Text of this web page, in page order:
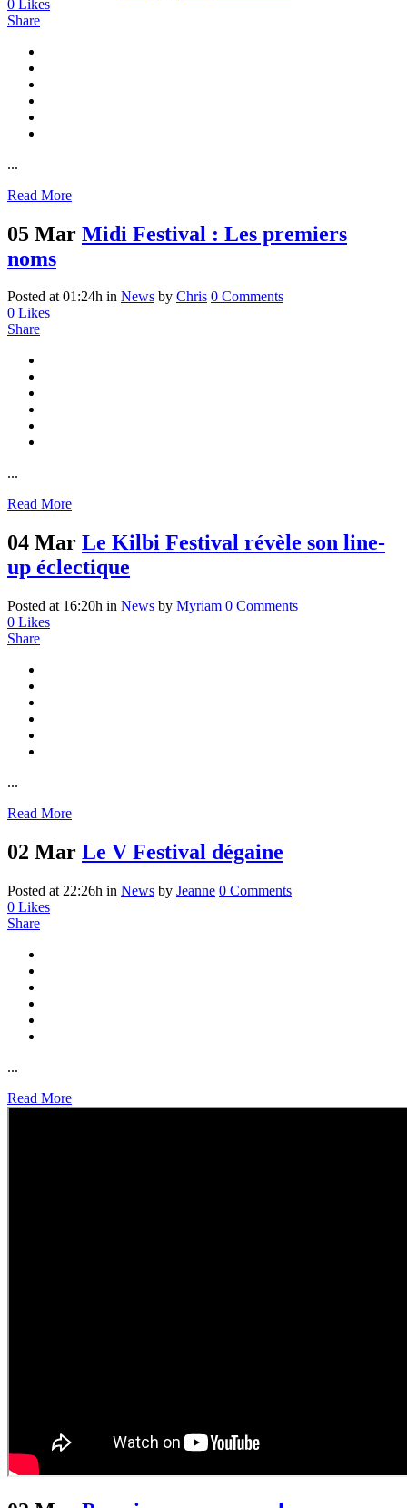
0 Likes
Share
...
Read More
05 Mar Midi Festival : Les premiers
noms
Posted at 01:24h in News by Chris 0 Comments
0 Likes
Share
...
Read More
04 Mar Le Kilbi Festival révèle son line-
up éclectique
Posted at 16:20h in News by Myriam 0 Comments
0 Likes
Share
...
Read More
02 Mar Le V Festival dégaine
Posted at 22:26h in News by Jeanne 0 Comments
0 Likes
Share
...
Read More